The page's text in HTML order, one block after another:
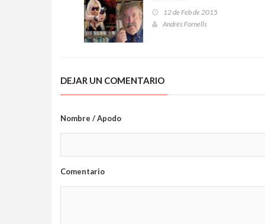
12 de Feb de 2015
Andrés Fornells
DEJAR UN COMENTARIO
Nombre / Apodo
Comentario